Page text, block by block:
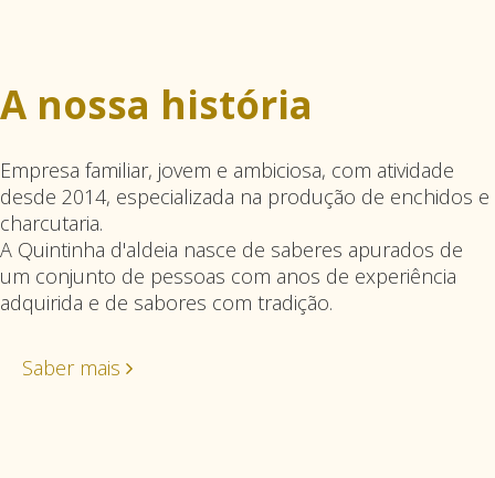
A nossa história
Empresa familiar, jovem e ambiciosa, com atividade
desde 2014, especializada na produção de enchidos e
charcutaria.
A Quintinha d'aldeia nasce de saberes apurados de
um conjunto de pessoas com anos de experiência
adquirida e de sabores com tradição.
Saber mais